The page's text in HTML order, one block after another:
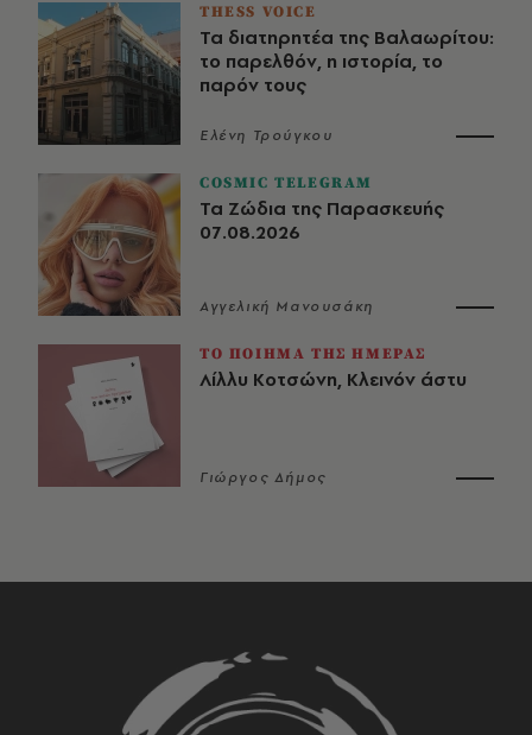
THESS VOICE
Τα διατηρητέα της Βαλαωρίτου:
το παρελθόν, η ιστορία, το
παρόν τους
Ελένη Τρούγκου
COSMIC TELEGRAM
Τα Ζώδια της Παρασκευής
07.08.2026
Αγγελική Μανουσάκη
ΤΟ ΠΟΙΗΜΑ ΤΗΣ ΗΜΕΡΑΣ
Λίλλυ Κοτσώνη, Κλεινόν άστυ
Γιώργος Δήμος